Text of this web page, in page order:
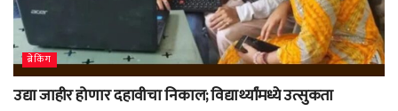
ब्रेकिंग
उद्या जाहीर होणार दहावीचा निकाल; विद्यार्थ्यांमध्ये उत्सुकता